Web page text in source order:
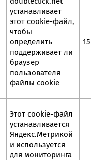
устанавливает
этот cookie-файл,
чтобы
определить
поддерживает ли
браузер
пользователя
файлы cookie
Этот cookie-файл
устанавливается
Яндекс.Метрикой
и используется
для мониторинга